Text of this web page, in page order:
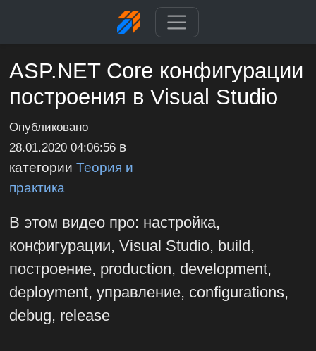
ASP.NET Core конфигурации
построения в Visual Studio
Опубликовано
28.01.2020 04:06:56 в
категорииТеория и
практика
В этом видео про: настройка,
конфигурации, Visual Studio, build,
построение, production, development,
deployment, управление, configurations,
debug, release